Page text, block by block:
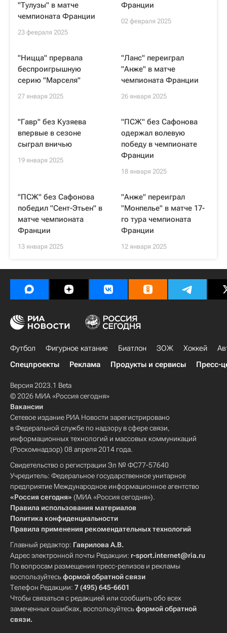
"Тулузы" в матче
чемпионата Франции
23 февраля 2025
Франции
02 февраля 2025
"Ницца" прервала
беспроигрышную
серию "Марселя"
27 января 2025
"Ланс" переиграл
"Анже" в матче
чемпионата Франции
26 января 2025
"Гавр" без Кузяева
впервые в сезоне
сыграл вничью
19 января 2025
"ПСЖ" без Сафонова
одержал волевую
победу в чемпионате
Франции
18 января 2025
"ПСЖ" без Сафонова
победил "Сент-Этьен" в
матче чемпионата
Франции
13 января 2025
"Анже" переиграл
"Монпелье" в матче 17-
го тура чемпионата
Франции
12 января 2025
Футбол Фигурное катание Биатлон ЗОЖ Хоккей
Спецпроекты
Реклама Продукты и сервисы Пресс-
Версия 2023.1 Beta
© 2026 МИА «Россия сегодня»
Вакансии
Сетевое издание РИА Новости зарегистрировано
в Федеральной службе по надзору в сфере связи,
информационных технологий и массовых коммуникаций
(Роскомнадзор) 08 апреля 2014 года.
Свидетельство о регистрации Эл № ФС77-57640
Учредитель: Федеральное государственное унитарное
предприятие Международное информационное агентство
«Россия сегодня» (МИА «Россия сегодня»).
Правила использования материалов
Политика конфиденциальности
Правила применения рекомендательных технологий
Главный редактор: Гаврилова А.В.
Адрес электронной почты Редакции: r-sport.internet@ria.ru
По вопросам размещения пресс-релизов и рекламы
воспользуйтесьформой обратной связи
Телефон Редакции: 7 (495) 645-6601
Чтобы связаться с редакцией или сообщить обо всех
замеченных ошибках, воспользуйтесьформой обратной
связи.